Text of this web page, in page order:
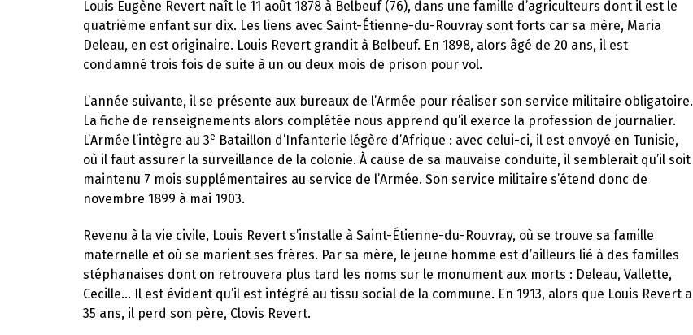
Louis Eugène Revert naît le 11 août 1878 à Belbeuf (76), dans une famille d’agriculteurs dont il est le
quatrième enfant sur dix. Les liens avec Saint-Étienne-du-Rouvray sont forts car sa mère, Maria
Deleau, en est originaire. Louis Revert grandit à Belbeuf. En 1898, alors âgé de 20 ans, il est
condamné trois fois de suite à un ou deux mois de prison pour vol.
L’année suivante, il se présente aux bureaux de l’Armée pour réaliser son service militaire obligatoire.
La fiche de renseignements alors complétée nous apprend qu’il exerce la profession de journalier.
L’Armée l’intègre au 3e Bataillon d’Infanterie légère d’Afrique : avec celui-ci, il est envoyé en Tunisie,
où il faut assurer la surveillance de la colonie. À cause de sa mauvaise conduite, il semblerait qu’il soit
maintenu 7 mois supplémentaires au service de l’Armée. Son service militaire s’étend donc de
novembre 1899 à mai 1903.
Revenu à la vie civile, Louis Revert s’installe à Saint-Étienne-du-Rouvray, où se trouve sa famille
maternelle et où se marient ses frères. Par sa mère, le jeune homme est d’ailleurs lié à des familles
stéphanaises dont on retrouvera plus tard les noms sur le monument aux morts : Deleau, Vallette,
Cecille… Il est évident qu’il est intégré au tissu social de la commune. En 1913, alors que Louis Revert a
35 ans, il perd son père, Clovis Revert.